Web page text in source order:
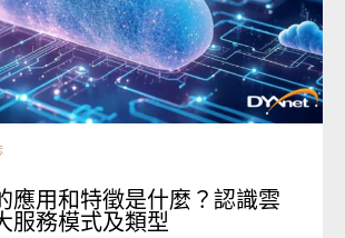
應用和特徵是什麼？認識雲
服務模式及類型